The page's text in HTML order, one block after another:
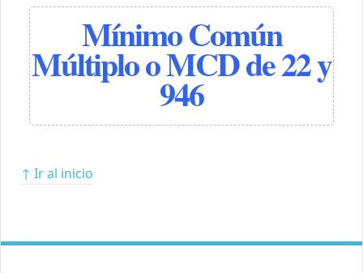
Mínimo Común
Múltiplo o MCD de 22 y
946
↑ Ir al inicio